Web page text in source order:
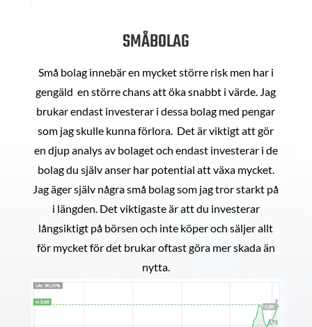
SMÅBOLAG
Små bolag innebär en mycket större risk men har i
gengäld en större chans att öka snabbt i värde. Jag
brukar endast investerar i dessa bolag med pengar
som jag skulle kunna förlora. Det är viktigt att gör
en djup analys av bolaget och endast investerar i de
bolag du själv anser har potential att växa mycket.
Jag äger själv några små bolag som jag tror starkt på
i längden. Det viktigaste är att du investerar
långsiktigt på börsen och inte köper och säljer allt
för mycket för det brukar oftast göra mer skada än
nytta.